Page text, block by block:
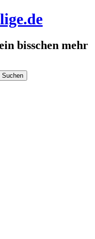
bisschen mehr